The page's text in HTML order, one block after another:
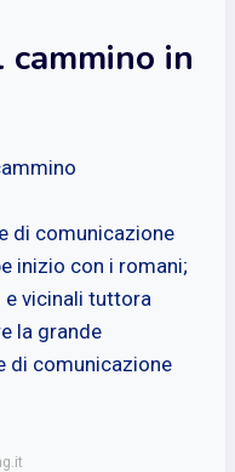
cammino in
di comunicazione
inizio con i romani;
e vicinali tuttora
la grande
di comunicazione